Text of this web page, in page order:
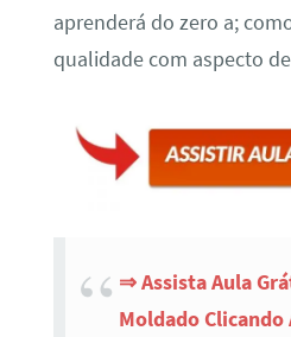
aprenderá do zero a;
qualidade com aspecto
⇒ Assista Aula
Moldado